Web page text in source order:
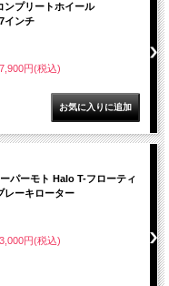
ンプリートホイール
インチ
円(税込)
パーモト Halo T-フローティ
レーキローター
円(税込)